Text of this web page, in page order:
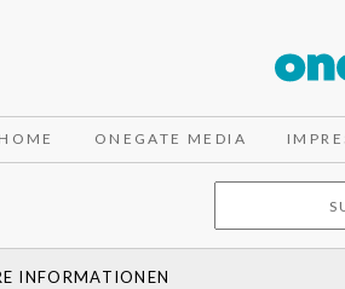
HOME ONEGATE MEDIA
INFORMATIONEN